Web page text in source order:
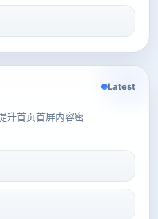
升首页首屏内容密
Latest